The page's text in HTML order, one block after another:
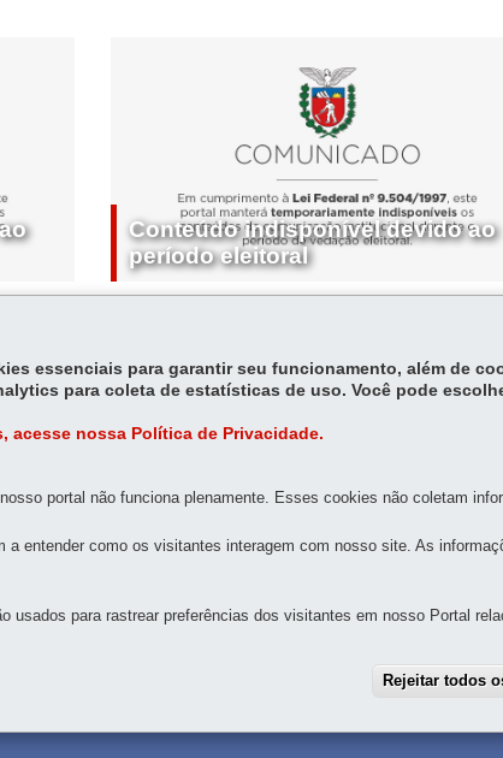
Conteúdo indisponível devido ao
período eleitoral
MILITAR DO PARANÁ
essenciais para garantir seu funcionamento, além de
para coleta de estatísticas de uso. Você pode
acesse nossa Política de Privacidade.
portal não funciona plenamente. Esses cookies não coletam
a entender como os visitantes interagem com nosso site. As
usados para rastrear preferências dos visitantes em nosso Portal
Rejeitar todos